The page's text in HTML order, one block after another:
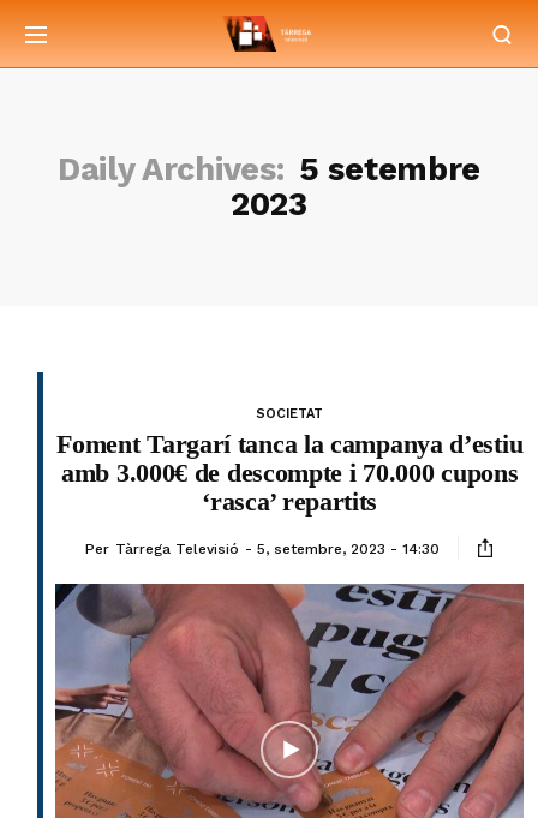
Daily Archives: 5 setembre
2023
SOCIETAT
Foment Targarí tanca la campanya d’estiu
amb 3.000€ de descompte i 70.000 cupons
‘rasca’ repartits
Per Tàrrega Televisió 5, setembre, 2023 - 14:30